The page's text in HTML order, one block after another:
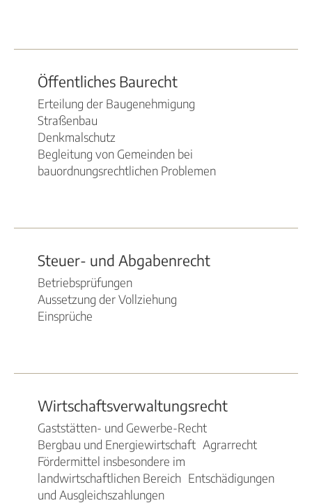
Öffentliches Baurecht
Erteilung der Baugenehmigung
Straßenbau
Denkmalschutz
Begleitung von Gemeinden bei
bauordnungsrechtlichen Problemen
Steuer- und Abgabenrecht
Betriebsprüfungen
Aussetzung der Vollziehung
Einsprüche
Wirtschaftsverwaltungsrecht
Gaststätten- und Gewerbe-Recht
Bergbau und Energiewirtschaft Agrarrecht
Fördermittel insbesondere im
landwirtschaftlichen Bereich Entschädigungen
und Ausgleichszahlungen